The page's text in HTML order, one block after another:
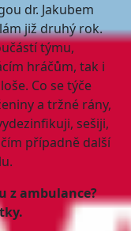
dr. Jakubem
již druhý rok.
týmu,
hráčům, tak i
Co se týče
a tržné rány,
sešiji,
případně další
z ambulance?